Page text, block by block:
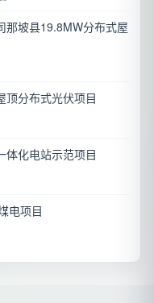
那坡县19.8MW分布式屋
顶分布式光伏项目
体化电站示范项目
电项目